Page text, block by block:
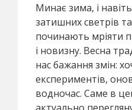
Минає зима, і
затишних светрів
починають мріяти
і новизну. Весна
нас бажання змін:
експериментів,
водночас. Саме в